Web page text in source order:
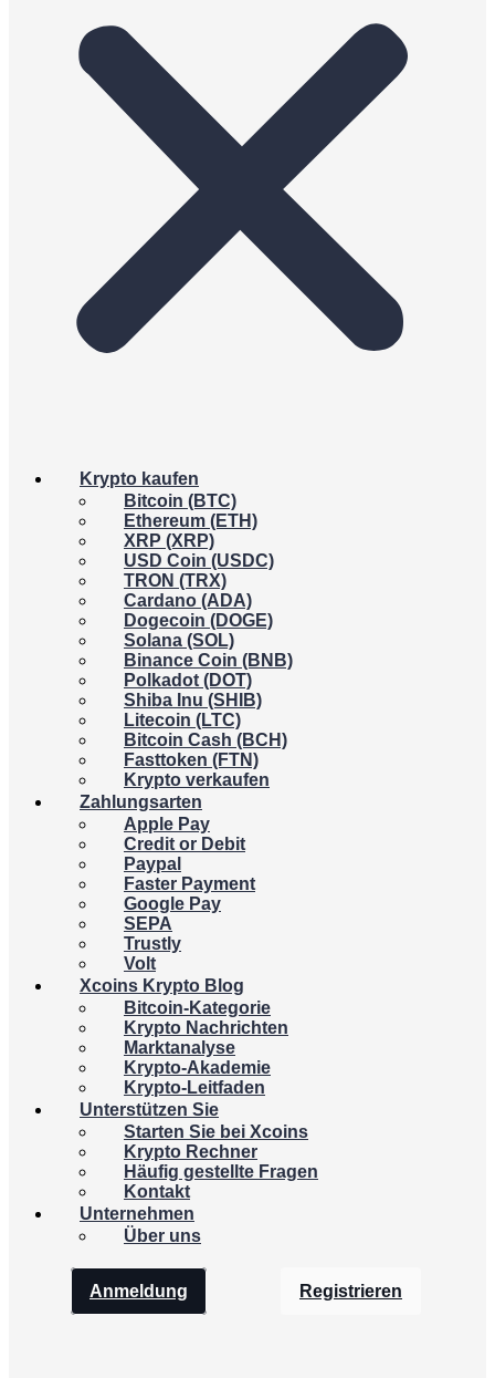
Krypto kaufen
Bitcoin (BTC)
Ethereum (ETH)
XRP (XRP)
USD Coin (USDC)
TRON (TRX)
Cardano (ADA)
Dogecoin (DOGE)
Solana (SOL)
Binance Coin (BNB)
Polkadot (DOT)
Shiba Inu (SHIB)
Litecoin (LTC)
Bitcoin Cash (BCH)
Fasttoken (FTN)
Krypto verkaufen
Zahlungsarten
Apple Pay
Credit or Debit
Paypal
Faster Payment
Google Pay
SEPA
Trustly
Volt
Xcoins Krypto Blog
Bitcoin-Kategorie
Krypto Nachrichten
Marktanalyse
Krypto-Akademie
Krypto-Leitfaden
Unterstützen Sie
Starten Sie bei Xcoins
Krypto Rechner
Häufig gestellte Fragen
Kontakt
Unternehmen
Über uns
Anmeldung Registrieren